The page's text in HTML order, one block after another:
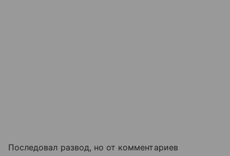
Последовал развод, но от комментариев